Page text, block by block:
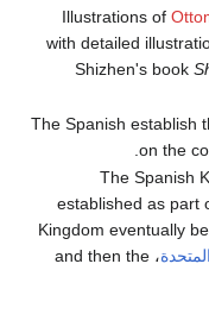
Illustrations of
with detailed
Shizhen's book
The Spanish establish
on the
The Spanish
established as part
Kingdom eventually
، and then the